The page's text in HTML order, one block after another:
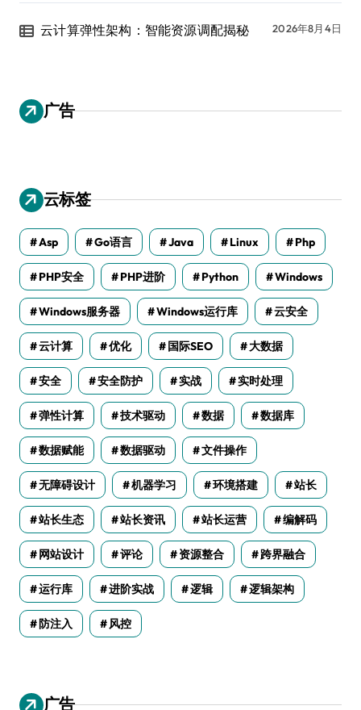
云计算弹性架构：智能资源调配揭秘 2026年8月4日
广告
云标签
Asp Go语言 Java Linux Php
PHP安全 PHP进阶 Python Windows
Windows服务器 Windows运行库 云安全
云计算 优化 国际SEO 大数据
安全 安全防护 实战 实时处理
弹性计算 技术驱动 数据 数据库
数据赋能 数据驱动 文件操作
无障碍设计 机器学习 环境搭建 站长
站长生态 站长资讯 站长运营 编解码
网站设计 评论 资源整合 跨界融合
运行库 进阶实战 逻辑 逻辑架构
防注入 风控
广告